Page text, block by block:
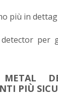
più in
detector per
PIÙ